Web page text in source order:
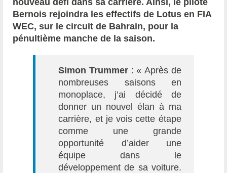
Bernois rejoindra les effectifs de Lotus en FIA
WEC, sur le circuit de Bahrain, pour la
pénultième manche de la saison.
Simon Trummer : « Après de
nombreuses saisons en
monoplace, j’ai décidé de
donner un nouvel élan à ma
carrière, et je vois cette étape
comme une grande
opportunité d’aider une
équipe dans le
développement de sa voiture.